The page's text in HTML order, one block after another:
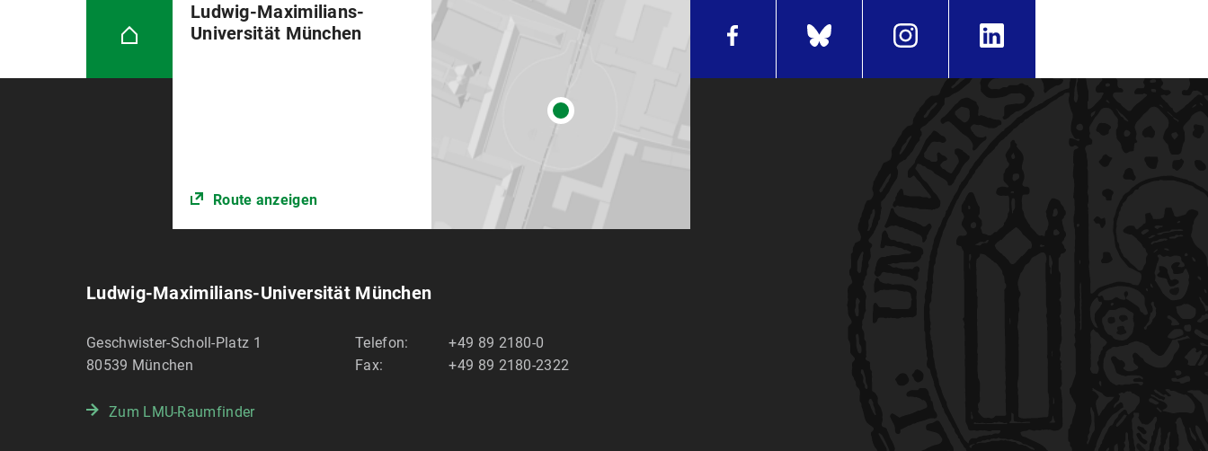
Ludwig-Maximilians-
Universität München
Route anzeigen
Ludwig-Maximilians-Universität München
Geschwister-Scholl-Platz 1
80539 München
Telefon:
+49 89 2180-0
Fax:
+49 89 2180-2322
Zum LMU-Raumfinder